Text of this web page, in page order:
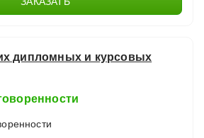
дипломных и курсовых